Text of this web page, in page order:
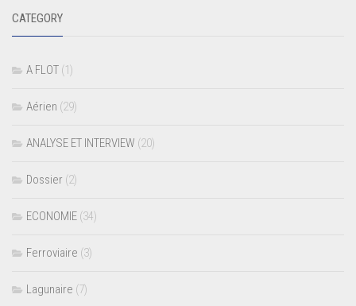
CATEGORY
A FLOT (1)
Aérien (29)
ANALYSE ET INTERVIEW (20)
Dossier (2)
ECONOMIE (34)
Ferroviaire (3)
Lagunaire (7)